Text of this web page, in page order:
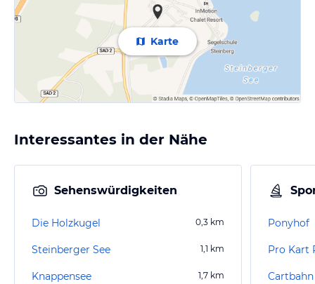
Karte
Interessantes in der Nähe
Sehenswürdigkeiten
Die Holzkugel 0,3 km
Steinberger See 1,1 km
Knappensee 1,7 km
Ponyhof
Pro Kart